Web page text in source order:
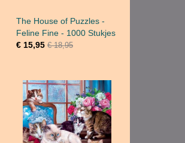
The House of Puzzles -
Feline Fine - 1000 Stukjes
€ 15,95 € 18,95